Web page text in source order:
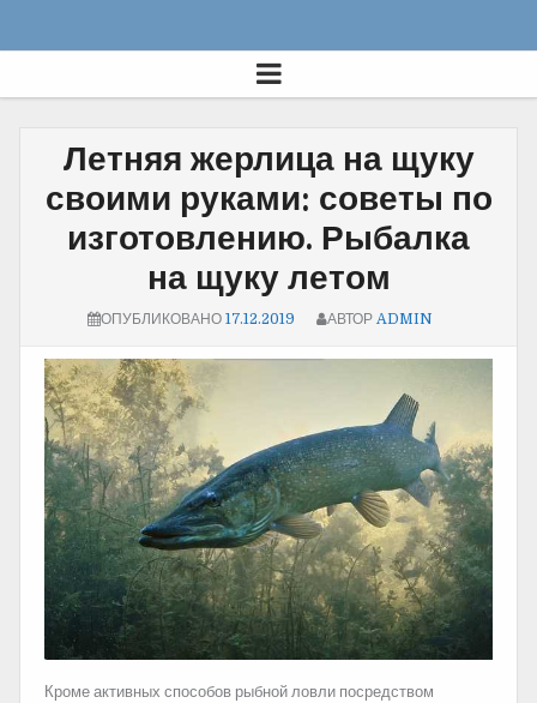
Летняя жерлица на щуку
своими руками: советы по
изготовлению. Рыбалка
на щуку летом
ОПУБЛИКОВАНО 17.12.2019 АВТОР ADMIN
Кроме активных способов рыбной ловли посредством